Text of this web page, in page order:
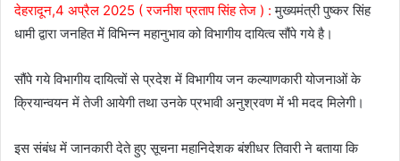
देहरादून,4 अप्रैल 2025 ( रजनीश प्रताप सिंह तेज ) : मुख्यमंत्री पुष्कर सिंह
धामी द्वारा जनहित में विभिन्न महानुभाव को विभागीय दायित्व सौंपे गये है।
सौंपे गये विभागीय दायित्वों से प्रदेश में विभागीय जन कल्याणकारी योजनाओं के
क्रियान्वयन में तेजी आयेगी तथा उनके प्रभावी अनुश्रवण में भी मदद मिलेगी।
इस संबंध में जानकारी देते हुए सूचना महानिदेशक बंशीधर तिवारी ने बताया कि